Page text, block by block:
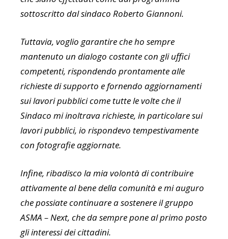
sottoscritto dal sindaco Roberto Giannoni.
Tuttavia, voglio garantire che ho sempre
mantenuto un dialogo costante con gli uffici
competenti, rispondendo prontamente alle
richieste di supporto e fornendo aggiornamenti
sui lavori pubblici come tutte le volte che il
Sindaco mi inoltrava richieste, in particolare sui
lavori pubblici, io rispondevo tempestivamente
con fotografie aggiornate.
Infine, ribadisco la mia volontà di contribuire
attivamente al bene della comunità e mi auguro
che possiate continuare a sostenere il gruppo
ASMA – Next, che da sempre pone al primo posto
gli interessi dei cittadini.